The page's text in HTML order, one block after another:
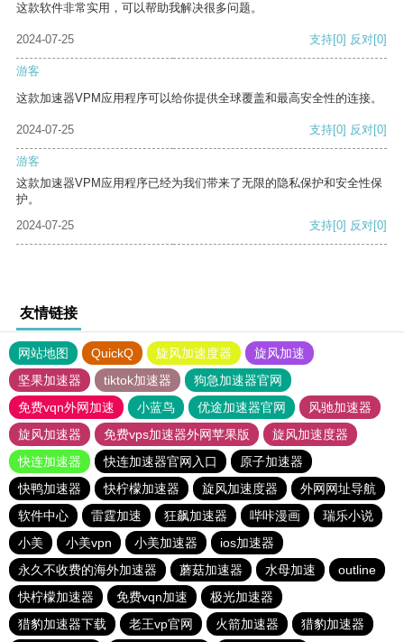
这款软件非常实用，可以帮助我解决很多问题。
2024-07-25 支持[0] 反对[0]
游客
这款加速器VPM应用程序可以给你提供全球覆盖和最高安全性的连接。
2024-07-25 支持[0] 反对[0]
游客
这款加速器VPM应用程序已经为我们带来了无限的隐私保护和安全性保
护。
2024-07-25
支持[0] 反对[0]
友情链接
网站地图 QuickQ 旋风加速度器
旋风加速
坚果加速器
tiktok加速器
狗急加速器官网
免费vqn外网加速
小蓝鸟 优途加速器官网
风驰加速器
旋风加速器
免费vps加速器外网苹果版
旋风加速度器
快连加速器
快连加速器官网入口
原子加速器
快鸭加速器
快柠檬加速器 旋风加速度器
外网网址导航
软件中心
雷霆加速 狂飙加速器 哔咔漫画
瑞乐小说
小美
小美vpn 小美加速器
ios加速器
永久不收费的海外加速器
蘑菇加速器 水母加速
outline
快柠檬加速器
免费vqn加速
极光加速器
猎豹加速器下载
老王vp官网 火箭加速器 猎豹加速器